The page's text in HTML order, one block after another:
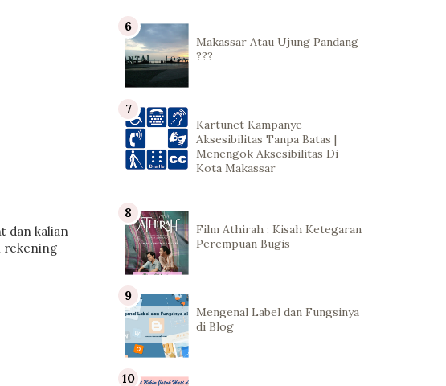
dan kalian
rekening
Makassar Atau Ujung Pandang
???
Kartunet Kampanye
Aksesibilitas Tanpa Batas |
Menengok Aksesibilitas Di
Kota Makassar
Film Athirah : Kisah Ketegaran
Perempuan Bugis
Mengenal Label dan Fungsinya
di Blog